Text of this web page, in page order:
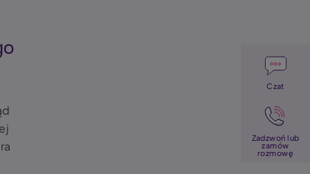
Czat
Zadzwoń lub
zamów
rozmowę